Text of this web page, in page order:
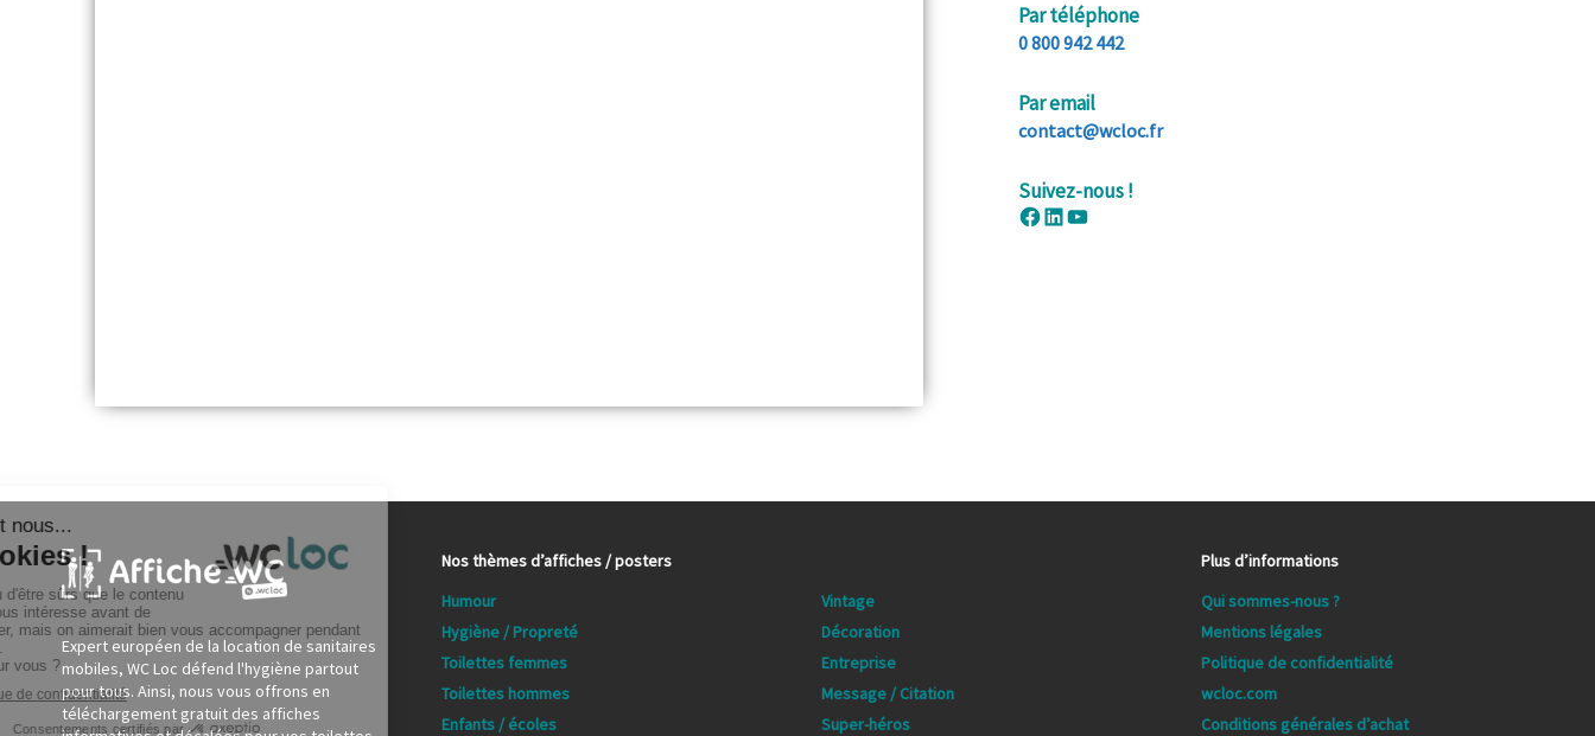
Par téléphone
0 800 942 442
Par email
contact@wcloc.fr
Suivez-nous !
Facebook
LinkedIn
YouTube
Expert européen de la location de sanitaires
mobiles, WC Loc défend l'hygiène partout
pour tous. Ainsi, nous vous offrons en
téléchargement gratuit des affiches
Nos thèmes d’affiches / posters
Humour
Hygiène / Propreté
Toilettes femmes
Toilettes hommes
Enfants / écoles
Vintage
Décoration
Entreprise
Message / Citation
Super-héros
Plus d’informations
Qui sommes-nous ?
Mentions légales
Politique de confidentialité
wcloc.com
Conditions générales d’achat